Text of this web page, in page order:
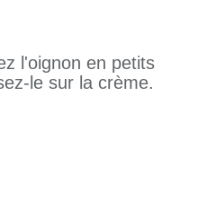
l'oignon en petits
le sur la crème.